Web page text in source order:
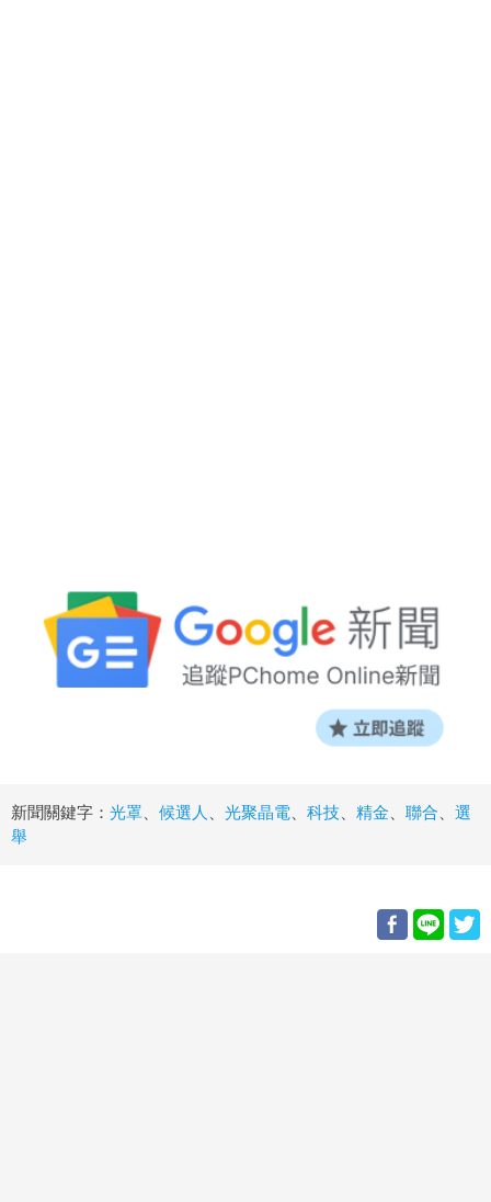
新聞關鍵字： 光罩 候選人 光聚晶電 科技 精金 聯合
選
舉